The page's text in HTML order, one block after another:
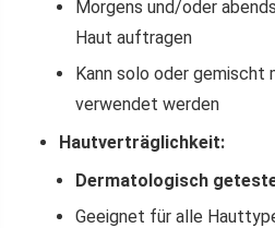
Morgens und/oder
Haut auftragen
Kann solo oder gemischt
verwendet werden
Hautverträglichkeit:
Dermatologisch
Geeignet für alle